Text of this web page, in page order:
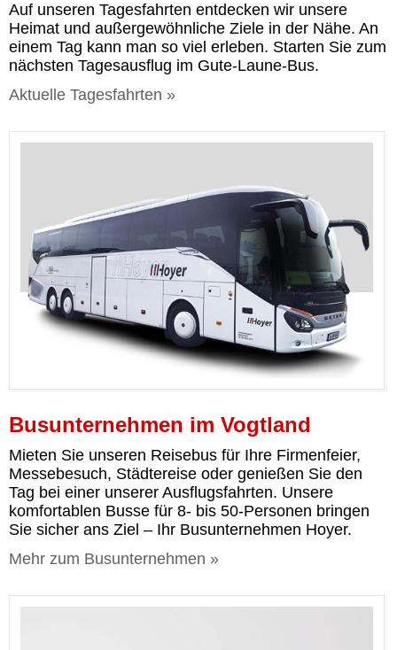
Auf unseren Tagesfahrten entdecken wir unsere
Heimat und außergewöhnliche Ziele in der Nähe. An
einem Tag kann man so viel erleben. Starten Sie zum
nächsten Tagesausflug im Gute-Laune-Bus.
Aktuelle Tagesfahrten »
Busunternehmen im Vogtland
Mieten Sie unseren Reisebus für Ihre Firmenfeier,
Messebesuch, Städtereise oder genießen Sie den
Tag bei einer unserer Ausflugsfahrten. Unsere
komfortablen Busse für 8- bis 50-Personen bringen
Sie sicher ans Ziel – Ihr Busunternehmen Hoyer.
Mehr zum Busunternehmen »